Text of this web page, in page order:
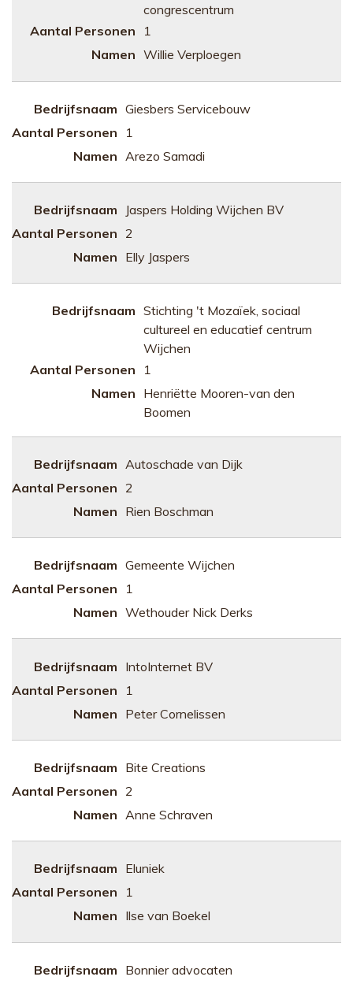
congrescentrum
1
Willie Verploegen
Giesbers Servicebouw
1
Arezo Samadi
Jaspers Holding Wijchen BV
2
Elly Jaspers
Stichting 't Mozaïek, sociaal
cultureel en educatief centrum
Wijchen
1
Henriëtte Mooren-van den
Boomen
Autoschade van Dijk
2
Rien Boschman
Gemeente Wijchen
1
Wethouder Nick Derks
IntoInternet BV
1
Peter Cornelissen
Bite Creations
2
Anne Schraven
Eluniek
1
Ilse van Boekel
Bonnier advocaten